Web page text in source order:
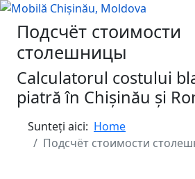
Подсчёт стоимости
столешницы
Calculatorul costului
piatră în Chișinău și
Sunteți aici: Home
Подсчёт стоимости